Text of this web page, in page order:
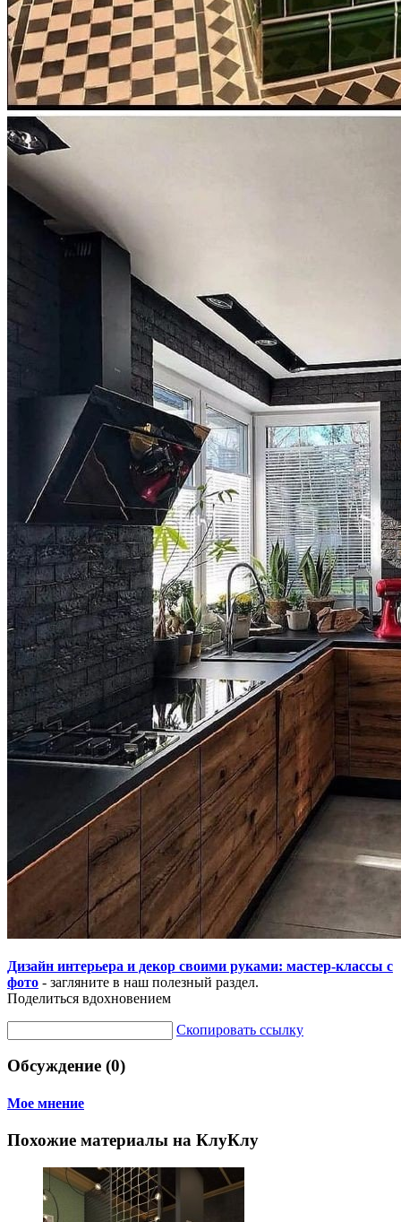
Дизайн интерьера и декор своими руками: мастер-классы с
фото - загляните в наш полезный раздел.
Поделиться вдохновением
Скопировать ссылку
Обсуждение (0)
Мое мнение
Похожие материалы на КлуКлу